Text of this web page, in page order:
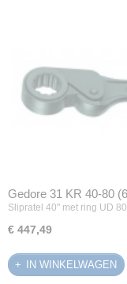
Gedore 31 KR 40-80
Slipratel 40" met ring UD
€ 447,49
IN WINKELWAGEN